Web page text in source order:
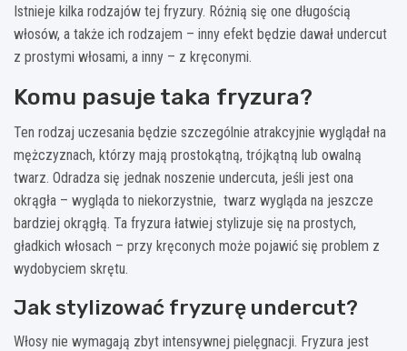
Istnieje kilka rodzajów tej fryzury. Różnią się one długością
włosów, a także ich rodzajem – inny efekt będzie dawał undercut
z prostymi włosami, a inny – z kręconymi.
Komu pasuje taka fryzura?
Ten rodzaj uczesania będzie szczególnie atrakcyjnie wyglądał na
mężczyznach, którzy mają prostokątną, trójkątną lub owalną
twarz. Odradza się jednak noszenie undercuta, jeśli jest ona
okrągła – wygląda to niekorzystnie, twarz wygląda na jeszcze
bardziej okrągłą. Ta fryzura łatwiej stylizuje się na prostych,
gładkich włosach – przy kręconych może pojawić się problem z
wydobyciem skrętu.
Jak stylizować fryzurę undercut?
Włosy nie wymagają zbyt intensywnej pielęgnacji. Fryzura jest